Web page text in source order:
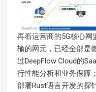
再看运营商的5G核心网
输的网元，已经全部是
过DeepFlow Cloud的
行性能分析和业务保障
部署Rust语言开发的探